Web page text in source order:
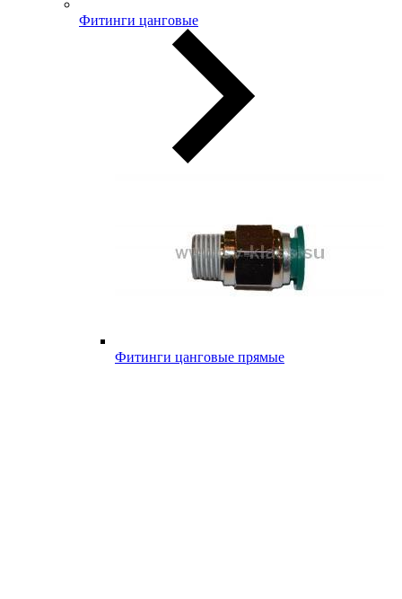
Фитинги цанговые
Фитинги цанговые прямые